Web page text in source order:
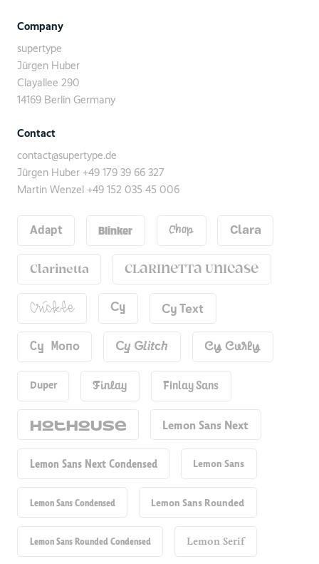
Company
supertype
Jürgen Huber
Clayallee 290
14169 Berlin Germany
Contact
contact@supertype.de
Jürgen Huber +49 179 39 66 327
Martin Wenzel +49 152 035 45 006
Adapt Blinker Chop Clara
Clarinetta Clarinetta Unicase
Crickle Cy Cy Text
Cy Mono Cy Glitch Cy Curly
Duper Finlay Finlay Sans
Hot​house Lemon Sans Next
Lemon Sans Next Condensed Lemon Sans
Lemon Sans Condensed Lemon Sans Rounded
Lemon Sans Rounded Condensed Lemon Serif